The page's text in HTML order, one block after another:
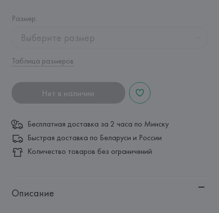
Размер:
Выберите размер
Таблица размеров
Нет в наличии
Бесплатная доставка за 2 часа по Минску
Быстрая доставка по Беларуси и России
Количество товаров без ограничений
Описание